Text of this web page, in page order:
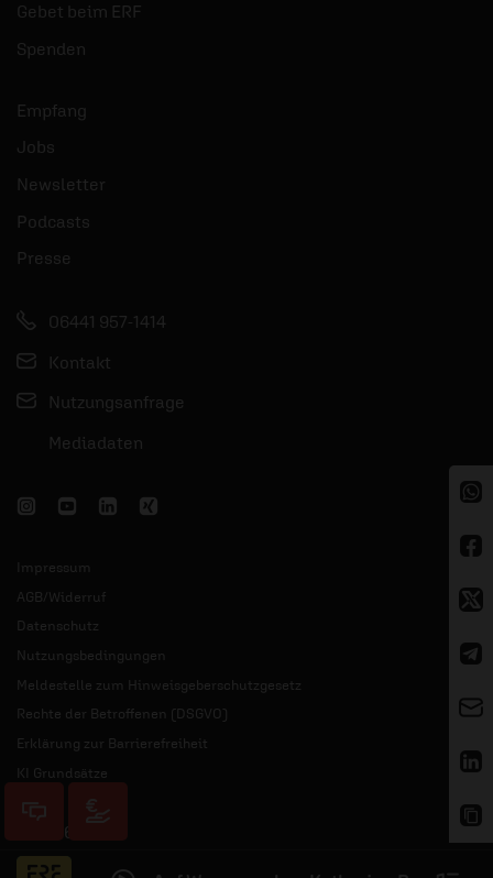
Gebet beim ERF
Spenden
Empfang
Jobs
Newsletter
Podcasts
Presse
06441 957-1414
Kontakt
Nutzungsanfrage
Mediadaten
Impressum
AGB/Widerruf
Datenschutz
Nutzungsbedingungen
Meldestelle zum Hinweisgeberschutzgesetz
Rechte der Betroffenen (DSGVO)
Erklärung zur Barrierefreiheit
KI Grundsätze
© 2026 ERF